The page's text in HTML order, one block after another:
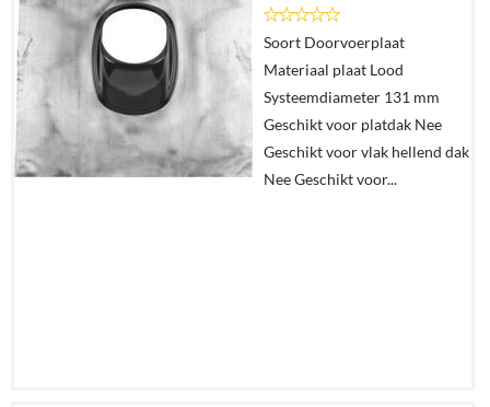
Details
In
winkelmand
Soort Doorvoerplaat
Materiaal plaat Lood
Systeemdiameter 131 mm
Geschikt voor platdak Nee
Geschikt voor vlak hellend dak
Nee Geschikt voor...